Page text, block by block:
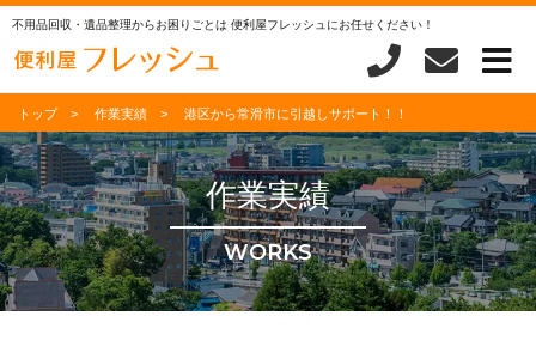
不用品回収・遺品整理からお困りごとは 便利屋フレッシュにお任せください！
トップ 作業実績 港区から常滑市に引越しサポート！！
作業実績
WORKS